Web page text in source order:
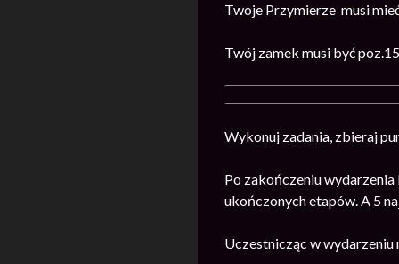
Twoje Przymierze musi
Twój zamek musi być
Wykonuj zadania, zbieraj
Po zakończeniu
ukończonych etapów. A 5
Uczestnicząc w wydarzeniu